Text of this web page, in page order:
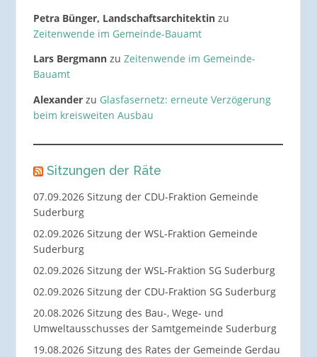
Petra Bünger, Landschaftsarchitektinzu
Zeitenwende im Gemeinde-Bauamt
Lars Bergmannzu Zeitenwende im Gemeinde-
Bauamt
Alexanderzu Glasfasernetz: erneute Verzögerung
beim kreisweiten Ausbau
Sitzungen der Räte
07.09.2026 Sitzung der CDU-Fraktion Gemeinde
Suderburg
02.09.2026 Sitzung der WSL-Fraktion Gemeinde
Suderburg
02.09.2026 Sitzung der WSL-Fraktion SG Suderburg
02.09.2026 Sitzung der CDU-Fraktion SG Suderburg
20.08.2026 Sitzung des Bau-, Wege- und
Umweltausschusses der Samtgemeinde Suderburg
19.08.2026 Sitzung des Rates der Gemeinde Gerdau